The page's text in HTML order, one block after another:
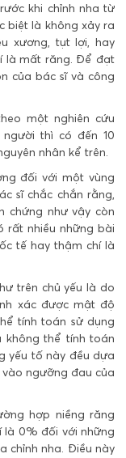
khi chỉnh nha từ
biệt là không xảy ra
xương, tụt lợi, hay
là mất răng. Để đạt
củabác sĩvà công
một nghiên cứu
thì có đến 10
nhân kể trên.
đối với một vùng
sĩ chắc chắn rằng,
chứng như vậy còn
rất nhiều những bài
tế hay thậm chí là
trên chủ yếu là do
xác được mật độ
tính toán sử dụng
không thể tính toán
yếu tố này đều dựa
ngưỡng đau của
hợp niềng răng
là 0% đối với những
chỉnh nha. Điều này